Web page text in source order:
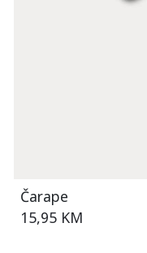
Čarape
15,95 KM